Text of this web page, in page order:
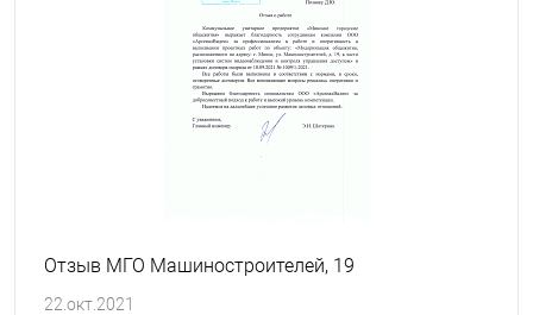
Отзыв МГО Машиностроителей, 19
22.окт.2021